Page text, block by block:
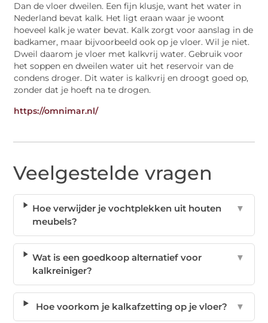
Dan de vloer dweilen. Een fijn klusje, want het water in
Nederland bevat kalk. Het ligt eraan waar je woont
hoeveel kalk je water bevat. Kalk zorgt voor aanslag in de
badkamer, maar bijvoorbeeld ook op je vloer. Wil je niet.
Dweil daarom je vloer met kalkvrij water. Gebruik voor
het soppen en dweilen water uit het reservoir van de
condens droger. Dit water is kalkvrij en droogt goed op,
zonder dat je hoeft na te drogen.
https://omnimar.nl/
Veelgestelde vragen
Hoe verwijder je vochtplekken uit houten
meubels?
▼
Wat is een goedkoop alternatief voor
kalkreiniger?
▼
Hoe voorkom je kalkafzetting op je vloer? ▼